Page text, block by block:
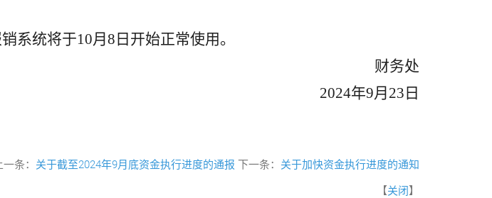
系统将于10月8日开始正常使用。
财务处
2024年9月23日
一条： 关于截至2024年9月底资金执行进度的通报 下一条： 关于加快资金执行进度的通知
【关闭】